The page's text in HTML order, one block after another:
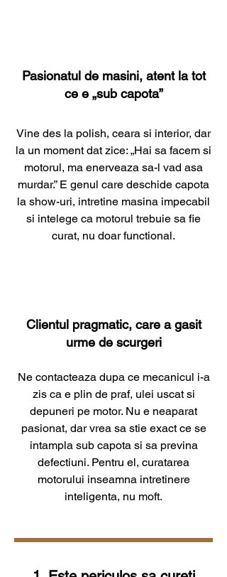
Pasionatul de masini, atent la tot
ce e „sub capota”
Vine des la polish, ceara si interior, dar
la un moment dat zice: „Hai sa facem si
motorul, ma enerveaza sa-l vad asa
murdar.” E genul care deschide capota
la show-uri, intretine masina impecabil
si intelege ca motorul trebuie sa fie
curat, nu doar functional.
Clientul pragmatic, care a gasit
urme de scurgeri
Ne contacteaza dupa ce mecanicul i-a
zis ca e plin de praf, ulei uscat si
depuneri pe motor. Nu e neaparat
pasionat, dar vrea sa stie exact ce se
intampla sub capota si sa previna
defectiuni. Pentru el, curatarea
motorului inseamna intretinere
inteligenta, nu moft.